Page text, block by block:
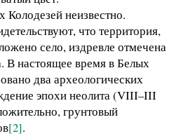
неизвестно.
что территория,
село, издревле отмечена
В настоящее время в Белых
два археологических
эпохи неолита (VIII–III
грунтовый
[2].